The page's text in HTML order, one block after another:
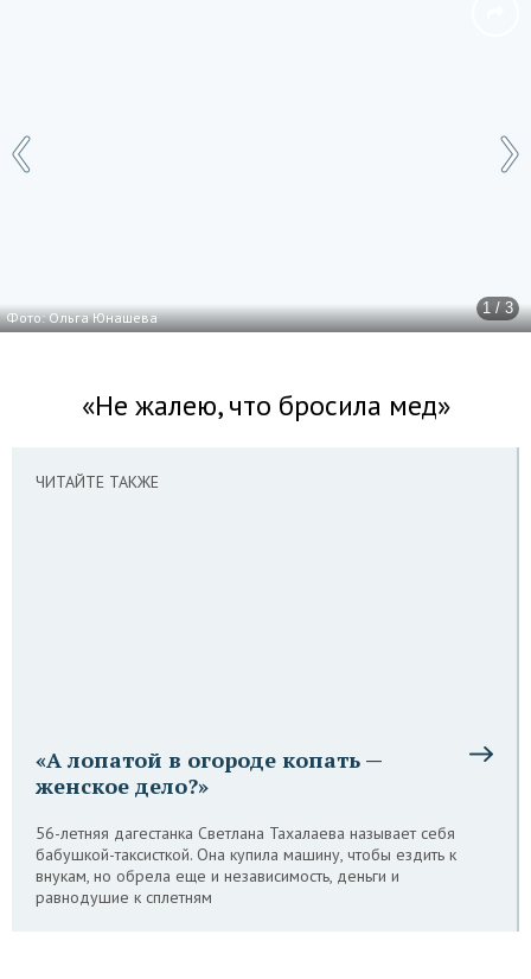
1 / 3
Фото: Ольга Юнашева
«Не жалею, что бросила мед»
ЧИТАЙТЕ ТАКЖЕ
«А лопатой в огороде копать —
женское дело?»
56-летняя дагестанка Светлана Тахалаева называет себя
бабушкой-таксисткой. Она купила машину, чтобы ездить к
внукам, но обрела еще и независимость, деньги и
равнодушие к сплетням